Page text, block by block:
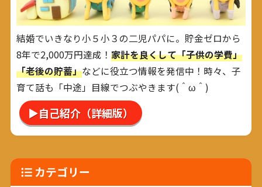
結婚でいきなり小５小３の二児パパに。貯金ゼロから
8年で2,000万円達成！ 家計を良くして「子供の学費」
「老後の貯蓄」などに役立つ情報を発信中！時々、子
育て話も「中途」目線でつぶやきます(＾ω＾)
▶自己紹介（詳細版）
カテゴリー